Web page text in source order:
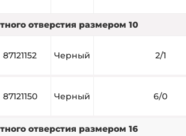
отверстия размером 10
87121152 Черный 2/1
87121150 Черный 6/0
отверстия размером 16